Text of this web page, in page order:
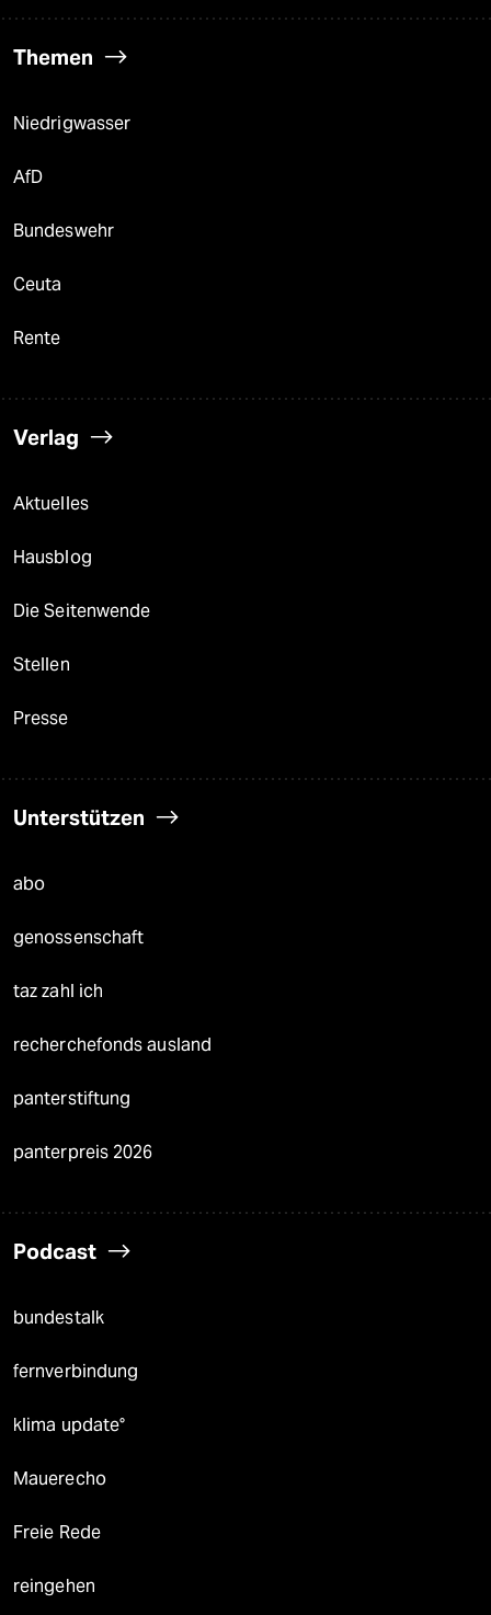
Themen
Niedrigwasser
AfD
Bundeswehr
Ceuta
Rente
Verlag
Aktuelles
Hausblog
Die Seitenwende
Stellen
Presse
Unterstützen
abo
genossenschaft
taz zahl ich
recherchefonds ausland
panterstiftung
panterpreis 2026
Podcast
bundestalk
fernverbindung
klima update°
Mauerecho
Freie Rede
reingehen